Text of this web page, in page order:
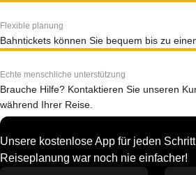
Flexible planung
Bahntickets können Sie bequem bis zu
Echte menschliche unterstützung
Brauche Hilfe? Kontaktieren Sie unseren
während Ihrer Reise.
Unsere kostenlose App für jeden
Reiseplanung war noch nie einfacher!